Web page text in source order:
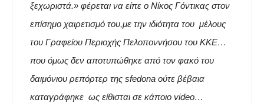
ξεχωριστά.» φέρεται να είπε ο Νίκος Γόντικας στον
επίσημο χαιρετισμό του,με την ιδιότητα του μέλους
του Γραφείου Περιοχής Πελοποννήσου του ΚΚΕ…
που όμως δεν αποτυπώθηκε από τον φακό του
δαιμόνιου ρεπόρτερ της sfedona ούτε βέβαια
καταγράφηκε ως είθισται σε κάποιο video…